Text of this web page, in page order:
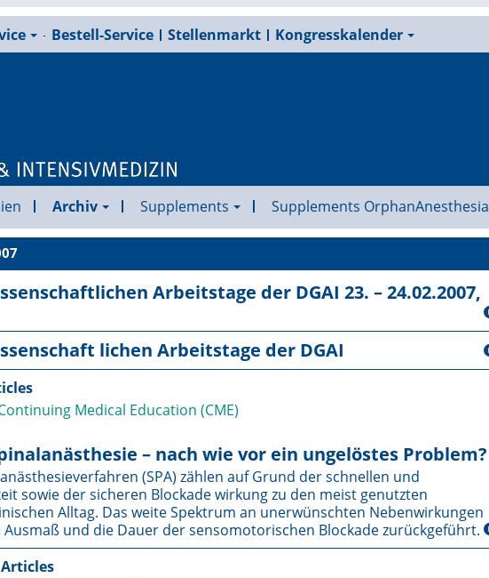
Bestell-Service Stellenmarkt Kongresskalender
Archiv Supplements Supplements OrphanAnesthesia
Arbeitstage der DGAI 23. – 24.02.2007,
lichen Arbeitstage der DGAI
Medical Education (CME)
– nach wie vor ein ungelöstes Problem?
(SPA) zählen auf Grund der schnellen und
sowie der sicheren Blockade wirkung zu den meist genutzten
Alltag. Das weite Spektrum an unerwünschten Nebenwirkungen
und die Dauer der senso­motorischen Blockade zurückgeführt.